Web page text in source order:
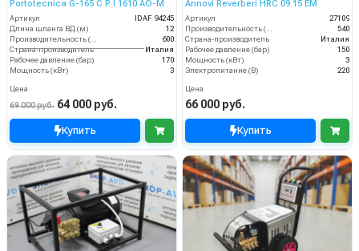
Portotecnica G-165 C P I 1610 AO-M
Артикул
IDAF 94245
Длина шланга ВД (м)
12
600
Страна-производитель
Италия
Рабочее давление (бар)
170
Мощность (кВт)
3
Цена
69 000 руб. 64 000 руб.
Купить
Annovi Reverberi HRC 09.15 EM
Артикул
27109
540
Страна-производитель
Италия
Рабочее давление (бар)
150
Мощность (кВт)
3
Электропитание (В)
220
Цена
66 000 руб.
Купить